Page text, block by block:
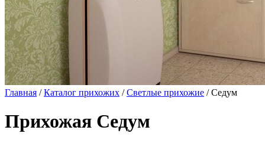
Главная /Каталог прихожих /Светлые прихожие / Седум
Прихожая Седум